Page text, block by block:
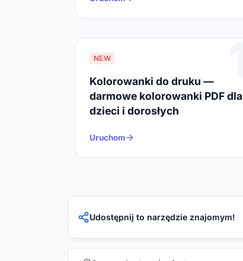
NEW
Kolorowanki do druku —
darmowe kolorowanki PDF dla
dzieci i dorosłych
Uruchom
Udostępnij to narzędzie znajomym!